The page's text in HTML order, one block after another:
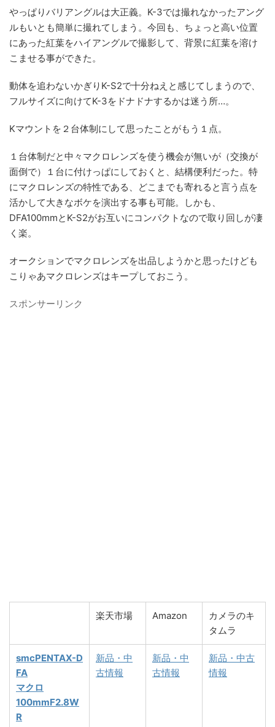
やっぱりバリアングルは大正義。K-3では撮れなかったアング
ルもいとも簡単に撮れてしまう。今回も、ちょっと高い位置
にあった紅葉をハイアングルで撮影して、背景に紅葉を溶け
こませる事ができた。
動体を追わないかぎりK-S2で十分ねえと感じてしまうので、
フルサイズに向けてK-3をドナドナするかは迷う所…。
Kマウントを２台体制にして思ったことがもう１点。
１台体制だと中々マクロレンズを使う機会が無いが（交換が
面倒で）１台に付けっぱにしておくと、結構便利だった。特
にマクロレンズの特性である、どこまでも寄れると言う点を
活かして大きなボケを演出する事も可能。しかも、
DFA100mmとK-S2がお互いにコンパクトなので取り回しが凄
く楽。
オークションでマクロレンズを出品しようかと思ったけども
こりゃあマクロレンズはキープしておこう。
スポンサーリンク
楽天市場 Amazon
カメラのキ
タムラ
smcPENTAX-D
FA
マクロ
100mmF2.8W
R
新品・中
古情報
新品・中
古情報
新品・中古
情報